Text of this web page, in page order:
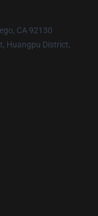
CA 92130
Huangpu District,